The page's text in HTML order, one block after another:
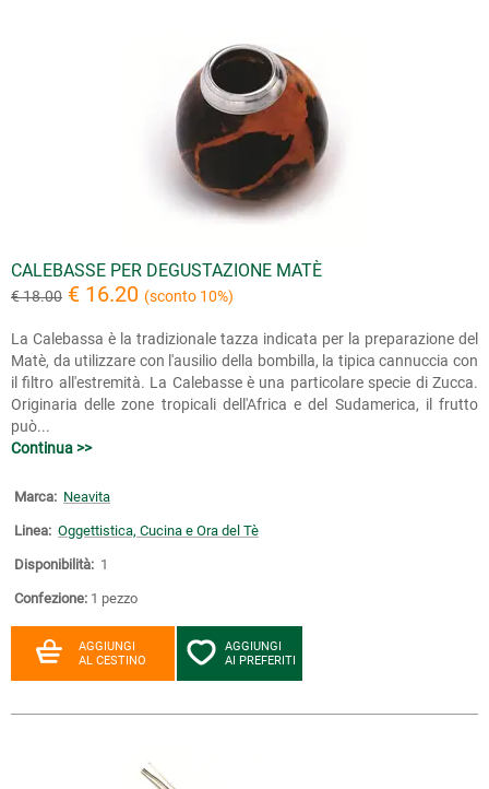
CALEBASSE PER DEGUSTAZIONE MATÈ
€ 18.00 € 16.20 (sconto 10%)
La Calebassa è la tradizionale tazza indicata per la preparazione del
Matè, da utilizzare con l'ausilio della bombilla, la tipica cannuccia con
il filtro all'estremità. La Calebasse è una particolare specie di Zucca.
Originaria delle zone tropicali dell'Africa e del Sudamerica, il frutto
può...
Continua >>
Marca: Neavita
Linea: Oggettistica, Cucina e Ora del Tè
Disponibilità: 1
Confezione: 1 pezzo
AGGIUNGI
AL CESTINO
AGGIUNGI
AI PREFERITI